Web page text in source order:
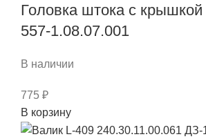
557-
1.04.00.080
Головка штока с
557-1.08.07.001
В наличии
775 ₽
Количество
товара
В корзину